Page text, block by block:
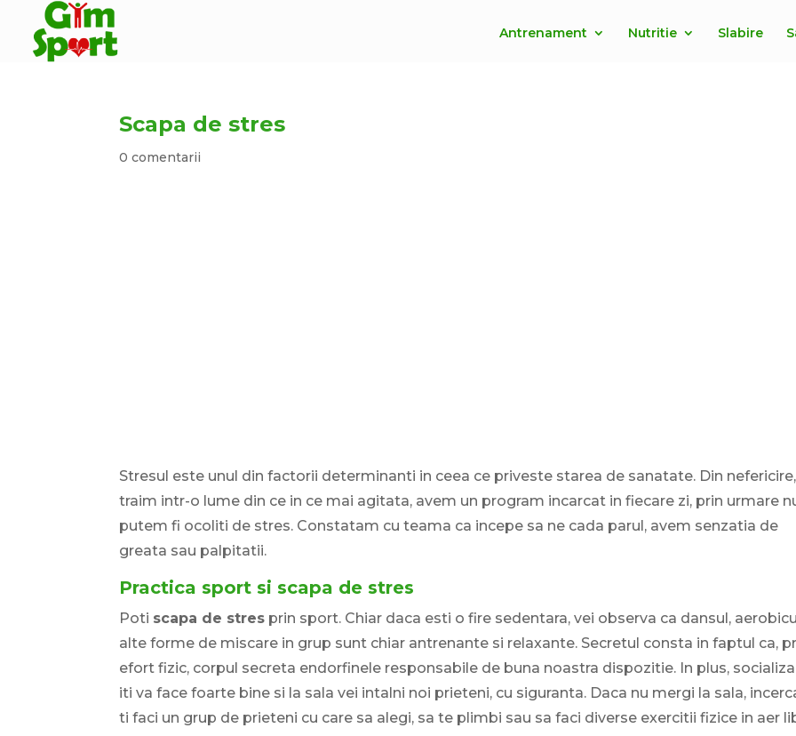
Antrenament Nutritie Slabire
Scapa de stres
0 comentarii
Stresul este unul din factorii determinanti in ceea ce priveste starea de sanatate. Din nefericire,
traim intr-o lume din ce in ce mai agitata, avem un program incarcat in fiecare zi, prin urmare
putem fi ocoliti de stres. Constatam cu teama ca incepe sa ne cada parul, avem senzatia de
greata sau palpitatii.
Practica sport si scapa de stres
Poti scapa de stres prin sport. Chiar daca esti o fire sedentara, vei observa ca dansul,
alte forme de miscare in grup sunt chiar antrenante si relaxante. Secretul consta in faptul ca,
efort fizic, corpul secreta endorfinele responsabile de buna noastra dispozitie. In plus,
iti va face foarte bine si la sala vei intalni noi prieteni, cu siguranta. Daca nu mergi la sala,
ti faci un grup de prieteni cu care sa alegi, sa te plimbi sau sa faci diverse exercitii fizice in aer